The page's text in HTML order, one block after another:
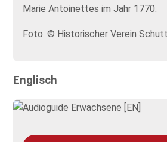
Marie Antoinettes im Jahr 1770.
Foto: © Historischer Verein
Englisch